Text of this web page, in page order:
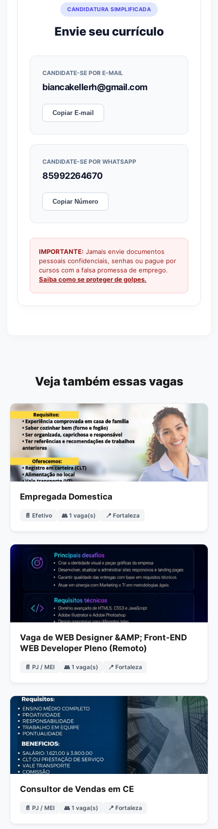
CANDIDATURA SIMPLIFICADA
Envie seu currículo
CANDIDATE-SE POR E-MAIL
biancakellerh@gmail.com
Copiar E-mail
CANDIDATE-SE POR WHATSAPP
85992264670
Copiar Número
IMPORTANTE: Jamais envie documentos
pessoais confidenciais, senhas ou pague por
cursos com a falsa promessa de emprego.
Saiba como se proteger de golpes.
Veja também essas vagas
Empregada Domestica
📄 Efetivo 👥 1 vaga(s) 📍 Fortaleza
Vaga de WEB Designer &AMP; Front-END
WEB Developer Pleno (Remoto)
📄 PJ / MEI 👥 1 vaga(s) 📍 Fortaleza
Consultor de Vendas em CE
📄 PJ / MEI 👥 1 vaga(s) 📍 Fortaleza